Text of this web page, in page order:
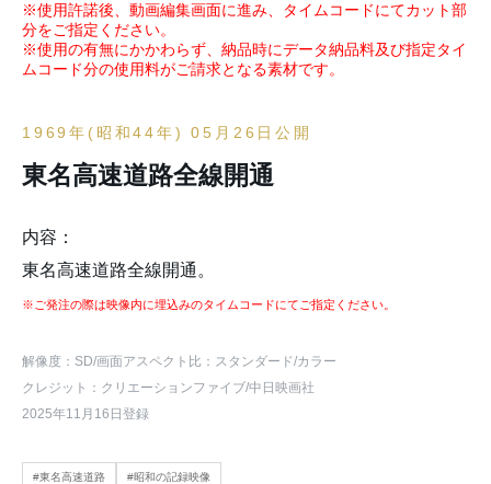
※使用許諾後、動画編集画面に進み、タイムコードにてカット部
分をご指定ください。
※使用の有無にかかわらず、納品時にデータ納品料及び指定タイ
ムコード分の使用料がご請求となる素材です。
1969年(昭和44年) 05月26日公開
東名高速道路全線開通
内容：
東名高速道路全線開通。
※ご発注の際は映像内に埋込みのタイムコードにてご指定ください。
解像度：SD/画面アスペクト比：スタンダード/カラー
クレジット：クリエーションファイブ/中日映画社
2025年11月16日登録
#東名高速道路 #昭和の記録映像